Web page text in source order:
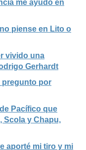
me ayudó en
piense en Lito o
vivido una
Gerhardt
pregunto por
Pacífico que
Scola y Chapu,
aporté mi tiro y mi